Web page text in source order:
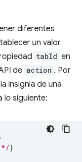
diferentes
un valor
tabId en
de action . Por
insignia de una
lo siguiente:
}